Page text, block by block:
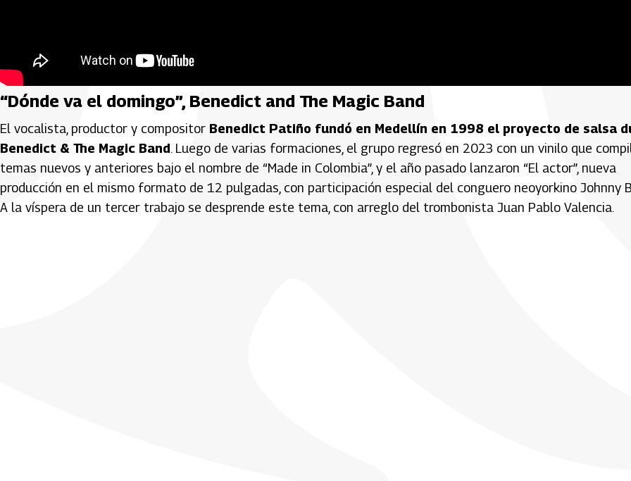
“Dónde va el domingo”, Benedict and The Magic Band
El vocalista, productor y compositor Benedict Patiño fundó en Medellín en 1998 el proyecto de salsa
Benedict & The Magic Band. Luego de varias formaciones, el grupo regresó en 2023 con un vinilo que
temas nuevos y anteriores bajo el nombre de “Made in Colombia”, y el año pasado lanzaron “El actor”, nueva
producción en el mismo formato de 12 pulgadas, con participación especial del conguero neoyorkino Johnny
A la víspera de un tercer trabajo se desprende este tema, ­­con arreglo del trombonista Juan Pablo Valencia.